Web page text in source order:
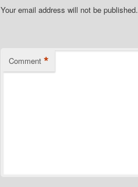
Your email address will not be published.
Comment *